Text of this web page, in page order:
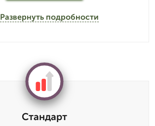
Развернуть подробности
Стандарт